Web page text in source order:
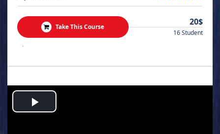
Take This Course 20$
16 Student
.
Play